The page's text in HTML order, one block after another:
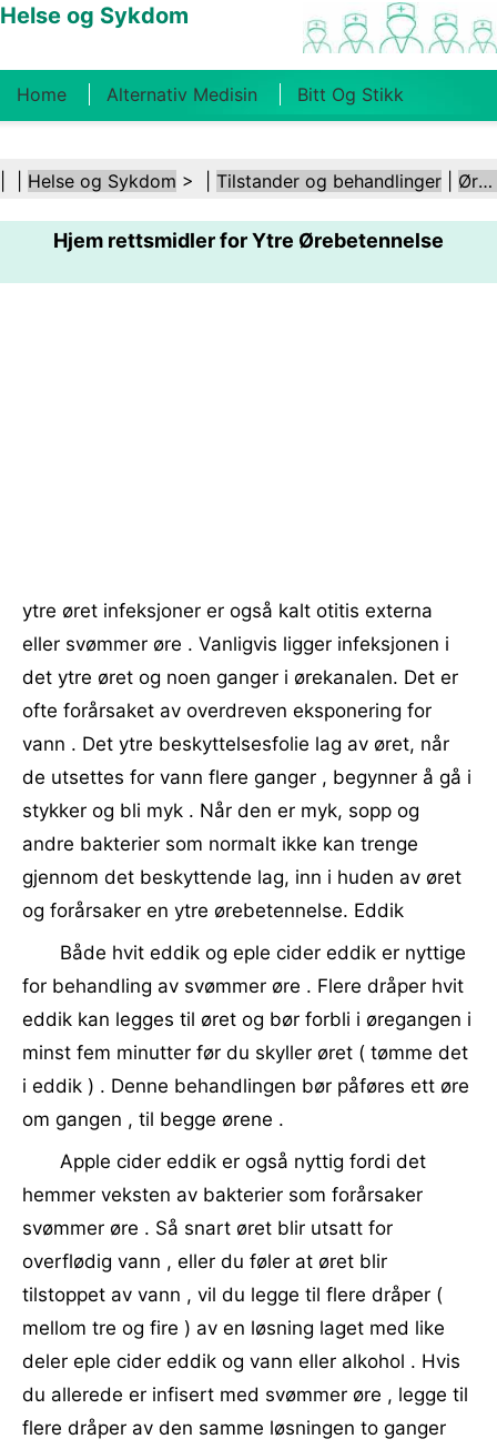
Helse og Sykdom
Home Alternativ Medisin Bitt Og Stikk
Kosthold Og Ernæring Familiehelse
Helsebransjen Psykisk Helse Folkehelse Og
Sikkerhet Kirurgi Og Prosedyrer Helse
Helse og Sykdom > | Tilstander og behandlinger Ører og hørsel
Hjem rettsmidler for Ytre Ørebetennelse
ytre øret infeksjoner er også kalt otitis externa
eller svømmer øre . Vanligvis ligger infeksjonen i
det ytre øret og noen ganger i ørekanalen. Det er
ofte forårsaket av overdreven eksponering for
vann . Det ytre beskyttelsesfolie lag av øret, når
de utsettes for vann flere ganger , begynner å gå i
stykker og bli myk . Når den er myk, sopp og
andre bakterier som normalt ikke kan trenge
gjennom det beskyttende lag, inn i huden av øret
og forårsaker en ytre ørebetennelse. Eddik
Både hvit eddik og eple cider eddik er nyttige
for behandling av svømmer øre . Flere dråper hvit
eddik kan legges til øret og bør forbli i øregangen i
minst fem minutter før du skyller øret ( tømme det
i eddik ) . Denne behandlingen bør påføres ett øre
om gangen , til begge ørene .
Apple cider eddik er også nyttig fordi det
hemmer veksten av bakterier som forårsaker
svømmer øre . Så snart øret blir utsatt for
overflødig vann , eller du føler at øret blir
tilstoppet av vann , vil du legge til flere dråper (
mellom tre og fire ) av en løsning laget med like
deler eple cider eddik og vann eller alkohol . Hvis
du allerede er infisert med svømmer øre , legge til
flere dråper av den samme løsningen to ganger